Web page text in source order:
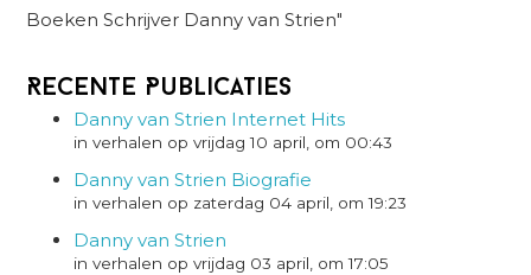
Boeken Schrijver Danny van Strien"
Recente Publicaties
Danny van Strien Internet Hits
in verhalen op vrijdag 10 april, om 00:43
Danny van Strien Biografie
in verhalen op zaterdag 04 april, om 19:23
Danny van Strien
in verhalen op vrijdag 03 april, om 17:05